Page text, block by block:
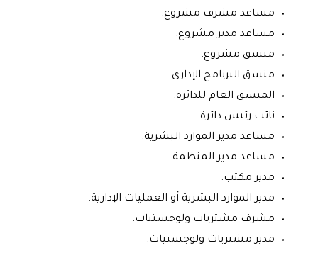
مساعد مشرف مشروع.
مساعد مدير مشروع.
منسق مشروع.
منسق البرنامج الإداري.
المنسق العام للدائرة.
نائب رئيس دائرة.
مساعد مدير الموارد البشرية.
مساعد مدير المنظمة.
مدير مكتب.
مدير الموارد البشرية أو العمليات الإدارية.
مشرف مشتريات ولوجستيات.
مدير مشتريات ولوجستيات.